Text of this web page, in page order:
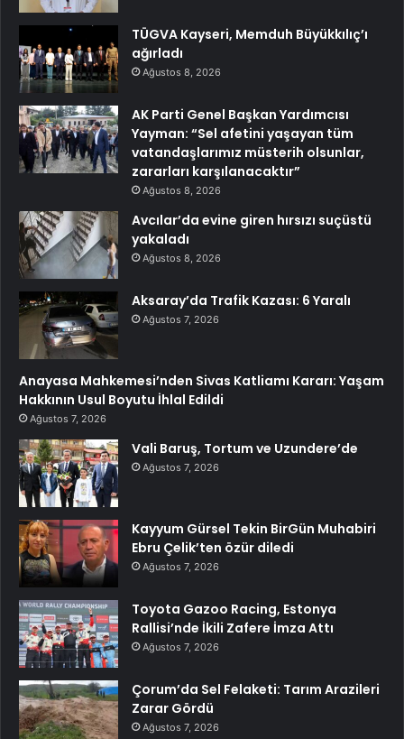
TÜGVA Kayseri, Memduh Büyükkılıç’ı
ağırladı
Ağustos 8, 2026
AK Parti Genel Başkan Yardımcısı
Yayman: “Sel afetini yaşayan tüm
vatandaşlarımız müsterih olsunlar,
zararları karşılanacaktır”
Ağustos 8, 2026
Avcılar’da evine giren hırsızı suçüstü
yakaladı
Ağustos 8, 2026
Aksaray’da Trafik Kazası: 6 Yaralı
Ağustos 7, 2026
Anayasa Mahkemesi’nden Sivas Katliamı Kararı: Yaşam
Hakkının Usul Boyutu İhlal Edildi
Ağustos 7, 2026
Vali Baruş, Tortum ve Uzundere’de
Ağustos 7, 2026
Kayyum Gürsel Tekin BirGün Muhabiri
Ebru Çelik’ten özür diledi
Ağustos 7, 2026
Toyota Gazoo Racing, Estonya
Rallisi’nde İkili Zafere İmza Attı
Ağustos 7, 2026
Çorum’da Sel Felaketi: Tarım Arazileri
Zarar Gördü
Ağustos 7, 2026